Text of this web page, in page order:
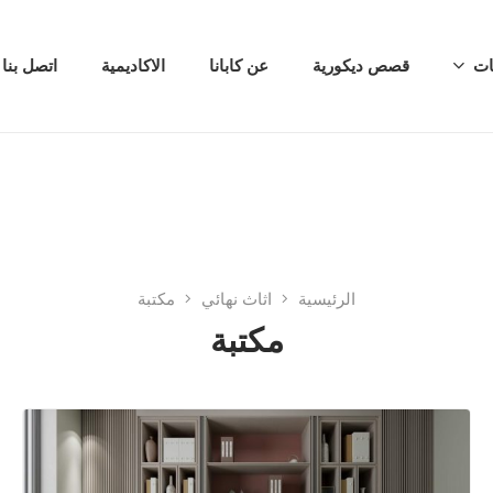
قصص ديكورية عن كابانا الاكاديمية اتصل بنا
الرئيسية اثاث نهائي مكتبة
مكتبة